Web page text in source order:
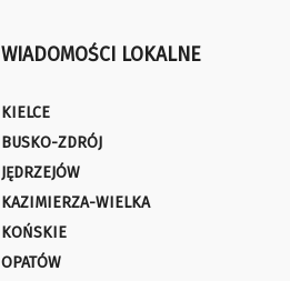
WIADOMOŚCI LOKALNE
KIELCE
BUSKO-ZDRÓJ
JĘDRZEJÓW
KAZIMIERZA-WIELKA
KOŃSKIE
OPATÓW